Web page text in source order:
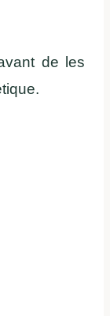
de les